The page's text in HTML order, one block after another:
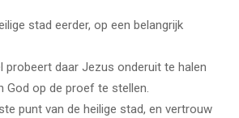
stad eerder, op een belangrijk
probeert daar Jezus onderuit te halen
God op de proef te stellen.
punt van de heilige stad, en vertrouw